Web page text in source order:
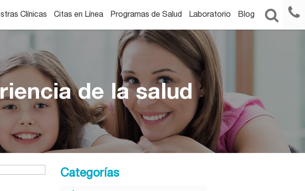
Clínicas Citas en Línea Programas de Salud Laboratorio Blog
de la salud
Categorías